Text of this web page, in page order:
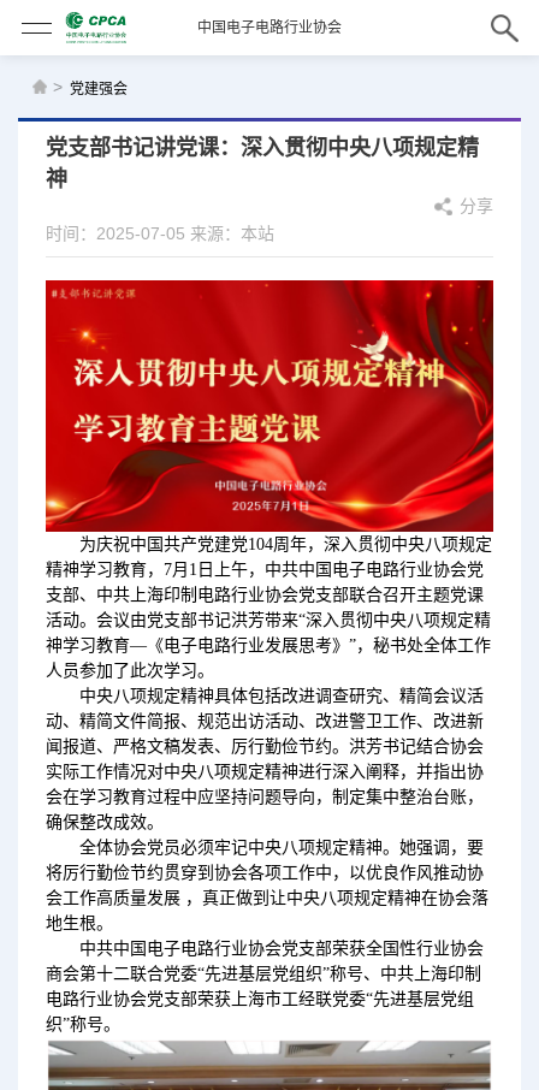
中国电子电路行业协会
> 党建强会
党支部书记讲党课：深入贯彻中央八项规定精
神
分享
时间：2025-07-05 来源：本站
为庆祝中国共产党建党104周年，深入贯彻中央八项规定
精神学习教育，7月1日上午，中共中国电子电路行业协会党
支部、中共上海印制电路行业协会党支部联合召开主题党课
活动。会议由党支部书记洪芳带来“深入贯彻中央八项规定精
神学习教育—《电子电路行业发展思考》”，秘书处全体工作
人员参加了此次学习。
中央八项规定精神具体包括改进调查研究、精简会议活
动、精简文件简报、规范出访活动、改进警卫工作、改进新
闻报道、严格文稿发表、厉行勤俭节约。洪芳书记结合协会
实际工作情况对中央八项规定精神进行深入阐释，并指出协
会在学习教育过程中应坚持问题导向，制定集中整治台账，
确保整改成效。
全体协会党员必须牢记中央八项规定精神。她强调，要
将厉行勤俭节约贯穿到协会各项工作中，以优良作风推动协
会工作高质量发展 ，真正做到让中央八项规定精神在协会落
地生根。
中共中国电子电路行业协会党支部荣获全国性行业协会
商会第十二联合党委“先进基层党组织”称号、中共上海印制
电路行业协会党支部荣获上海市工经联党委“先进基层党组
织”称号。